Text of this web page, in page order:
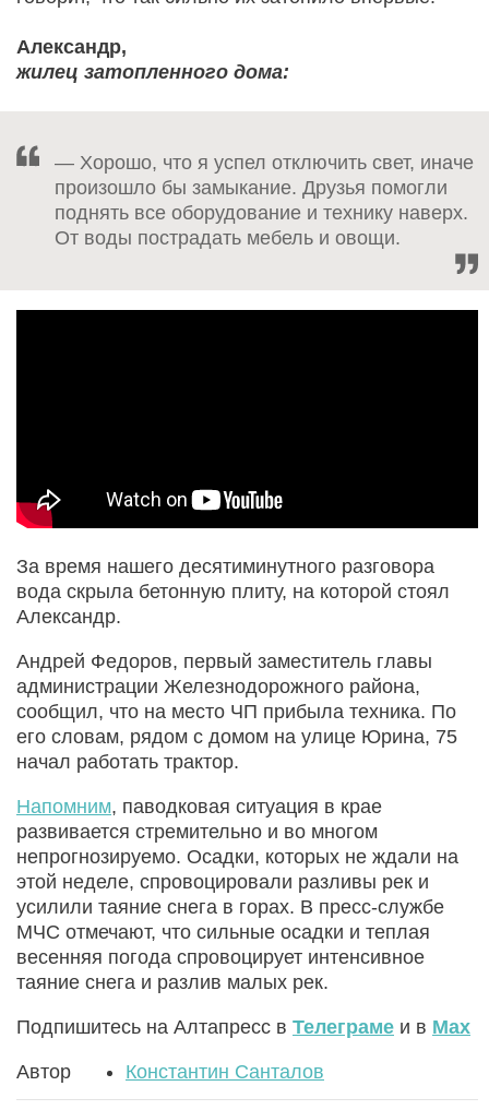
Александр,
жилец затопленного дома:
— Хорошо, что я успел отключить свет, иначе
произошло бы замыкание. Друзья помогли
поднять все оборудование и технику наверх.
От воды пострадать мебель и овощи.
За время нашего десятиминутного разговора
вода скрыла бетонную плиту, на которой стоял
Александр.
Андрей Федоров, первый заместитель главы
администрации Железнодорожного района,
сообщил, что на место ЧП прибыла техника. По
его словам, рядом с домом на улице Юрина, 75
начал работать трактор.
Напомним, паводковая ситуация в крае
развивается стремительно и во многом
непрогнозируемо. Осадки, которых не ждали на
этой неделе, спровоцировали разливы рек и
усилили таяние снега в горах. В пресс-службе
МЧС отмечают, что сильные осадки и теплая
весенняя погода спровоцирует интенсивное
таяние снега и разлив малых рек.
Подпишитесь на Алтапресс в Телеграме и в Max
Автор Константин Санталов